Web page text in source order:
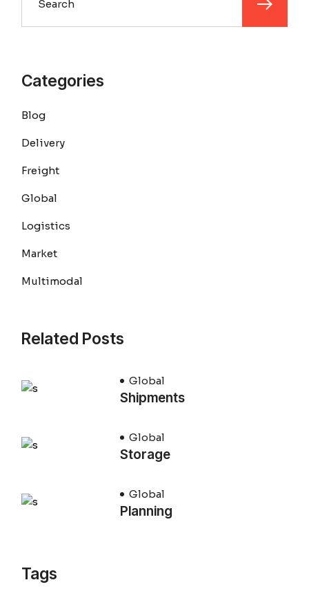
Categories
Blog
Delivery
Freight
Global
Logistics
Market
Multimodal
Related Posts
Global
Shipments
Global
Storage
Global
Planning
Tags